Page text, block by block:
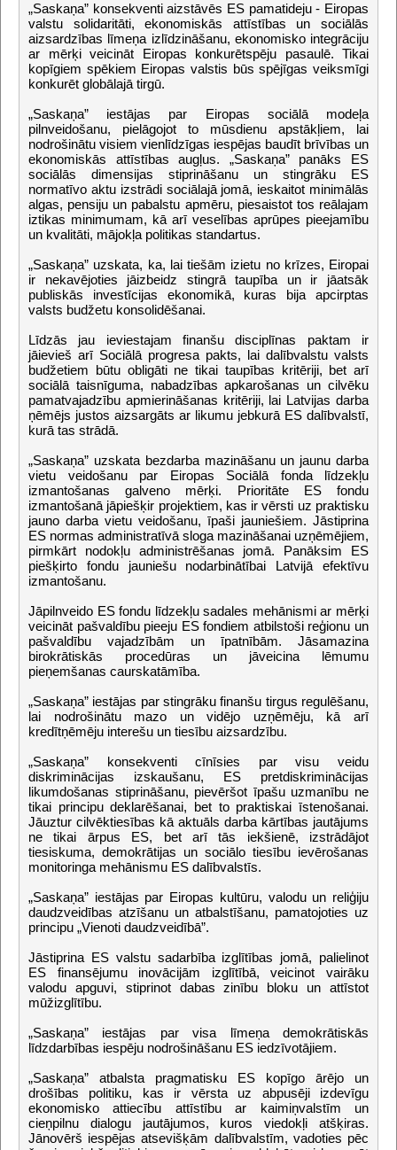
„Saskaņa” konsekventi aizstāvēs ES pamatideju - Eiropas
valstu solidaritāti, ekonomiskās attīstības un sociālās
aizsardzības līmeņa izlīdzināšanu, ekonomisko integrāciju
ar mērķi veicināt Eiropas konkurētspēju pasaulē. Tikai
kopīgiem spēkiem Eiropas valstis būs spējīgas veiksmīgi
konkurēt globālajā tirgū.
„Saskaņa” iestājas par Eiropas sociālā modeļa
pilnveidošanu, pielāgojot to mūsdienu apstākļiem, lai
nodrošinātu visiem vienlīdzīgas iespējas baudīt brīvības un
ekonomiskās attīstības augļus. „Saskaņa” panāks ES
sociālās dimensijas stiprināšanu un stingrāku ES
normatīvo aktu izstrādi sociālajā jomā, ieskaitot minimālās
algas, pensiju un pabalstu apmēru, piesaistot tos reālajam
iztikas minimumam, kā arī veselības aprūpes pieejamību
un kvalitāti, mājokļa politikas standartus.
„Saskaņa” uzskata, ka, lai tiešām izietu no krīzes, Eiropai
ir nekavējoties jāizbeidz stingrā taupība un ir jāatsāk
publiskās investīcijas ekonomikā, kuras bija apcirptas
valsts budžetu konsolidēšanai.
Līdzās jau ieviestajam finanšu disciplīnas paktam ir
jāievieš arī Sociālā progresa pakts, lai dalībvalstu valsts
budžetiem būtu obligāti ne tikai taupības kritēriji, bet arī
sociālā taisnīguma, nabadzības apkarošanas un cilvēku
pamatvajadzību apmierināšanas kritēriji, lai Latvijas darba
ņēmējs justos aizsargāts ar likumu jebkurā ES dalībvalstī,
kurā tas strādā.
„Saskaņa” uzskata bezdarba mazināšanu un jaunu darba
vietu veidošanu par Eiropas Sociālā fonda līdzekļu
izmantošanas galveno mērķi. Prioritāte ES fondu
izmantošanā jāpiešķir projektiem, kas ir vērsti uz praktisku
jauno darba vietu veidošanu, īpaši jauniešiem. Jāstiprina
ES normas administratīvā sloga mazināšanai uzņēmējiem,
pirmkārt nodokļu administrēšanas jomā. Panāksim ES
piešķirto fondu jauniešu nodarbinātībai Latvijā efektīvu
izmantošanu.
Jāpilnveido ES fondu līdzekļu sadales mehānismi ar mērķi
veicināt pašvaldību pieeju ES fondiem atbilstoši reģionu un
pašvaldību vajadzībām un īpatnībām. Jāsamazina
birokrātiskās procedūras un jāveicina lēmumu
pieņemšanas caurskatāmība.
„Saskaņa” iestājas par stingrāku finanšu tirgus regulēšanu,
lai nodrošinātu mazo un vidējo uzņēmēju, kā arī
kredītņēmēju interešu un tiesību aizsardzību.
„Saskaņa” konsekventi cīnīsies par visu veidu
diskriminācijas izskaušanu, ES pretdiskriminācijas
likumdošanas stiprināšanu, pievēršot īpašu uzmanību ne
tikai principu deklarēšanai, bet to praktiskai īstenošanai.
Jāuztur cilvēktiesības kā aktuāls darba kārtības jautājums
ne tikai ārpus ES, bet arī tās iekšienē, izstrādājot
tiesiskuma, demokrātijas un sociālo tiesību ievērošanas
monitoringa mehānismu ES dalībvalstīs.
„Saskaņa” iestājas par Eiropas kultūru, valodu un reliģiju
daudzveidības atzīšanu un atbalstīšanu, pamatojoties uz
principu „Vienoti daudzveidībā”.
Jāstiprina ES valstu sadarbība izglītības jomā, palielinot
ES finansējumu inovācijām izglītībā, veicinot vairāku
valodu apguvi, stiprinot dabas zinību bloku un attīstot
mūžizglītību.
„Saskaņa” iestājas par visa līmeņa demokrātiskās
līdzdarbības iespēju nodrošināšanu ES iedzīvotājiem.
„Saskaņa” atbalsta pragmatisku ES kopīgo ārējo un
drošības politiku, kas ir vērsta uz abpusēji izdevīgu
ekonomisko attiecību attīstību ar kaimiņvalstīm un
cieņpilnu dialogu jautājumos, kuros viedokļi atšķiras.
Jānovērš iespējas atsevišķām dalībvalstīm, vadoties pēc